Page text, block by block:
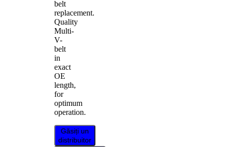
belt
replacement.
Quality
Multi-
V-
belt
in
exact
OE
length,
for
optimum
operation.
Găsiți un
distribuitor